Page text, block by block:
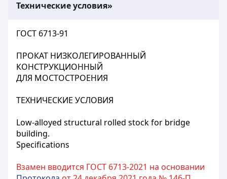
Технические условия»
ГОСТ 6713-91
ПРОКАТ НИЗКОЛЕГИРОВАННЫЙ
КОНСТРУКЦИОННЫЙ
ДЛЯ МОСТОСТРОЕНИЯ
ТЕХНИЧЕСКИЕ УСЛОВИЯ
Low-alloyed structural rolled stock for bridge
building.
Specifications
Взамен вводится ГОСТ 6713-2021 на основании